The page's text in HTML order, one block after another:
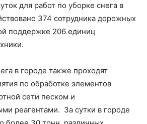
для работ по уборке снега в
374 сотрудника дорожных
поддержке 206 единиц
в городе также проходят
по обработке элементов
сети песком и
реагентами. За сутки в городе